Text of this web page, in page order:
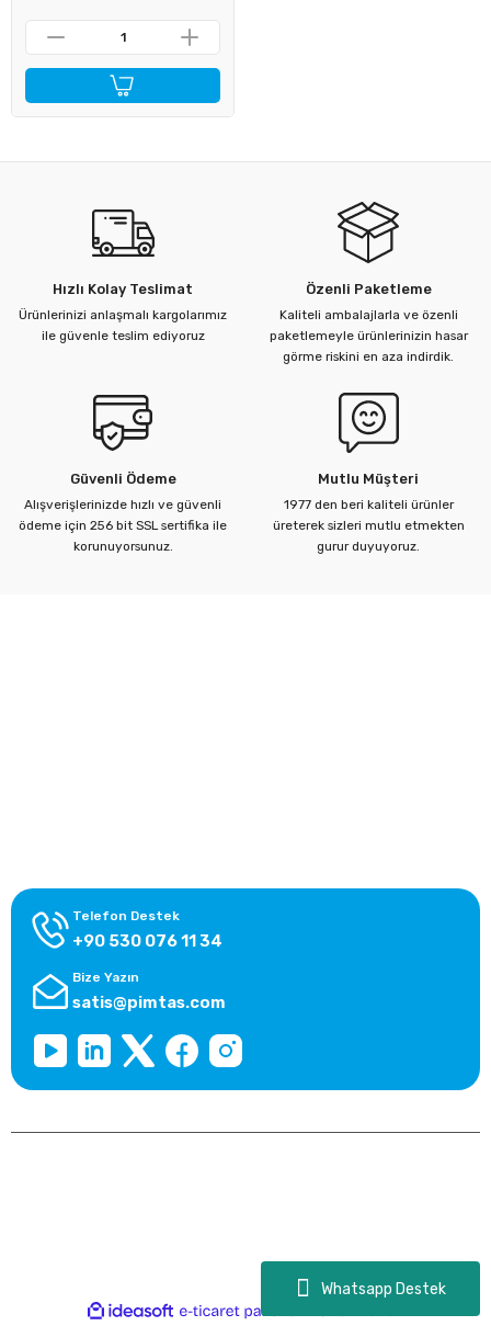
Whatsapp Destek
Hızlı Kolay Teslimat
Ürünlerinizi anlaşmalı kargolarımız
ile güvenle teslim ediyoruz
Özenli Paketleme
Kaliteli ambalajlarla ve özenli
paketlemeyle ürünlerinizin hasar
görme riskini en aza indirdik.
Güvenli Ödeme
Alışverişlerinizde hızlı ve güvenli
ödeme için 256 bit SSL sertifika ile
korunuyorsunuz.
Mutlu Müşteri
1977 den beri kaliteli ürünler
üreterek sizleri mutlu etmekten
gurur duyuyoruz.
Telefon Destek
+90 530 076 11 34
Bize Yazın
satis@pimtas.com
ideasoft